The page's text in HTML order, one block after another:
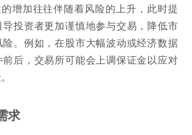
增加往往伴随着风险的上升，此时提
投资者更加谨慎地参与交易，降低市
。例如，在股市大幅波动或经济数据
后，交易所可能会上调保证金以应对
求